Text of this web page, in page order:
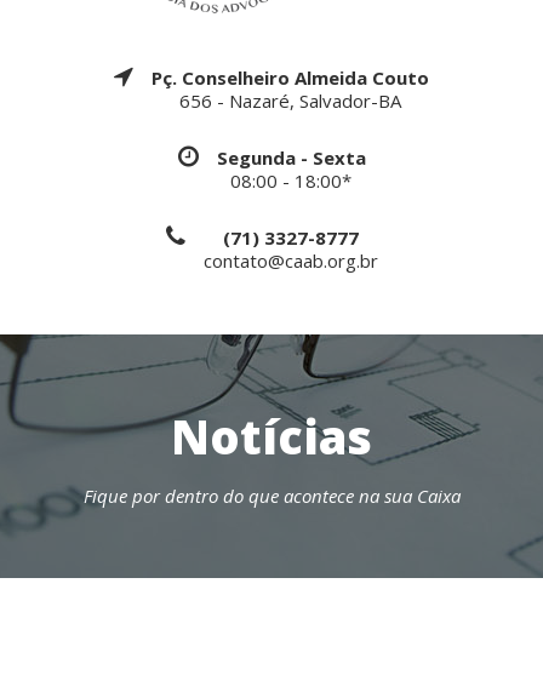
Pç. Conselheiro Almeida Couto
656 - Nazaré, Salvador-BA
Segunda - Sexta
08:00 - 18:00*
(71) 3327-8777
contato@caab.org.br
Notícias
Fique por dentro do que acontece na sua Caixa